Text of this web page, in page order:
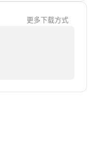
更多下载方式